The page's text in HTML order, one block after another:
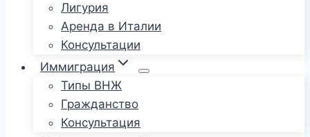
Лигурия
Аренда в Италии
Консультации
Иммиграция
Типы ВНЖ
Гражданство
Консультация